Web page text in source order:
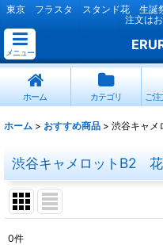
東京 フラスタ スタンド花 生誕
注文は
メニュー
ホーム カテゴリ ご注
ホーム > おすすめ商品 > 渋谷キャ
渋谷キャメロットB2 花
0件